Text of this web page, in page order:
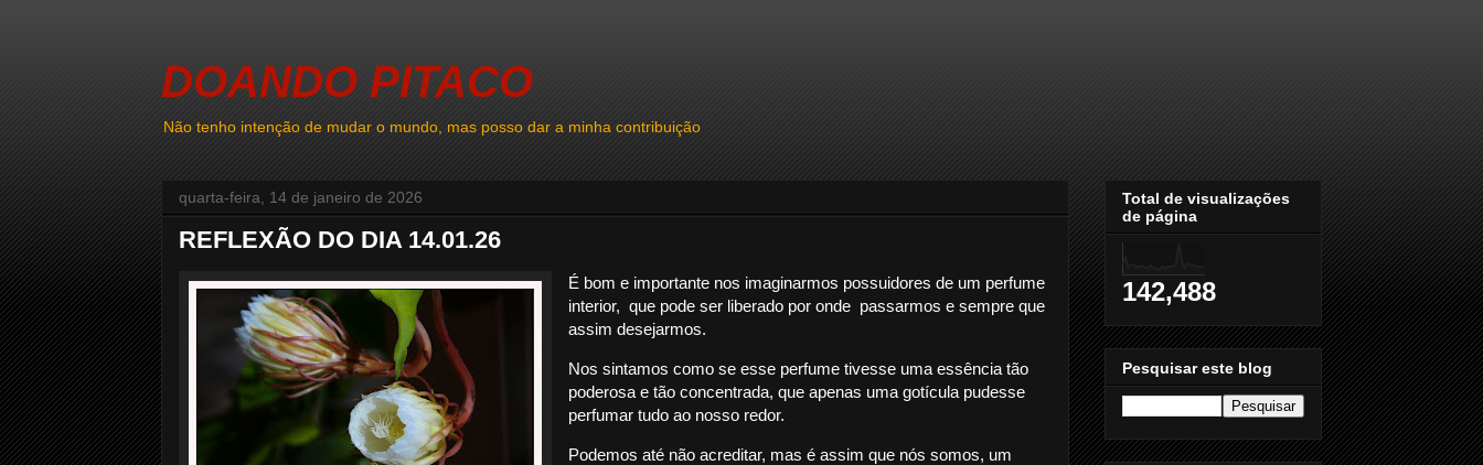
DOANDO PITACO
Não tenho intenção de mudar o mundo, mas posso dar a minha contribuição
quarta-feira, 14 de janeiro de 2026
REFLEXÃO DO DIA 14.01.26
É bom e importante nos imaginarmos possuidores de um perfume
interior, que pode ser liberado por onde passarmos e sempre que
assim desejarmos.
Nos sintamos como se esse perfume tivesse uma essência tão
poderosa e tão concentrada, que apenas uma gotícula pudesse
perfumar tudo ao nosso redor.
Podemos até não acreditar, mas é assim que nós somos, um
Total de visualizações
de página
142,488
Pesquisar este blog